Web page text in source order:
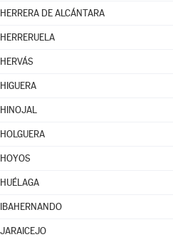
HERRERA DE ALCÁNTARA
HERRERUELA
HERVÁS
HIGUERA
HINOJAL
HOLGUERA
HOYOS
HUÉLAGA
IBAHERNANDO
JARAICEJO